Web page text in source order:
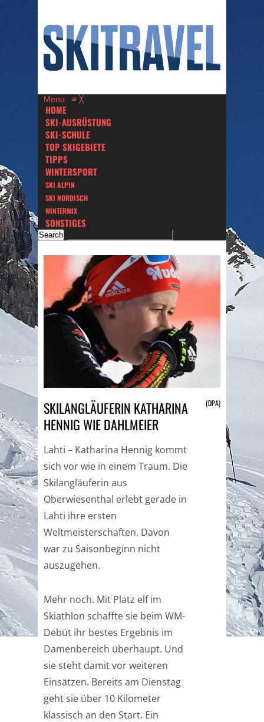
Menu ≡ ╳
HOME
SKI-AUSRÜSTUNG
SKI-SCHULE
TOP SKIGEBIETE
TIPPS
WINTERSPORT
SKI ALPIN
SKI NORDISCH
WINTERMIX
SONSTIGES
SKILANGLÄUFERIN KATHARINA
HENNIG WIE DAHLMEIER
(DPA)
Lahti – Katharina Hennig kommt
sich vor wie in einem Traum. Die
Skilangläuferin aus
Oberwiesenthal erlebt gerade in
Lahti ihre ersten
Weltmeisterschaften. Davon
war zu Saisonbeginn nicht
auszugehen.
Mehr noch. Mit Platz elf im
Skiathlon schaffte sie beim WM-
Debüt ihr bestes Ergebnis im
Damenbereich überhaupt. Und
sie steht damit vor weiteren
Einsätzen. Bereits am Dienstag
geht sie über 10 Kilometer
klassisch an den Start. Ein